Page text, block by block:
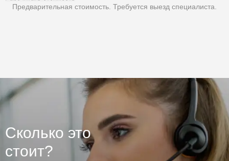
Предварительная стоимость. Требуется выезд специалиста.
Сколько это
стоит?